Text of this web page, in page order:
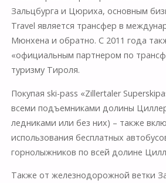
Зальцбурга и Цюриха, основным
Travel является трансфер в
Мюнхена и обратно. С 2011 года
«официальным партнером по
туризму Тироля.
Покупая ski-pass «Zillertaler
всеми подъемниками долины
ледниками или без них) – также
использования бесплатных
горнолыжников по всей долине
Также от железнодорожной ветки